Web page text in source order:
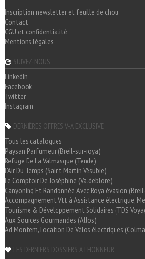
Inscription newsletter et feuille de chou
Contact
CGU et confidentialité
Mentions légales
SUIVEZ-NOUS
LinkedIn
Facebook
Twitter
Instagram
DERNIÈRES OFFRES V-A EXCLUSIVE
Tous les catalogues
Paysan Parfumeur (Breil-sur-roya)
Refuge De La Valmasque (Tende)
L'Air Du Temps (Saint Martin Vésubie)
Le Comptoir De Joséphine (Valdeblore)
Canyoning Et Randonnée Avec Roya évasion
Accompagnement Vtt à Assistance électrique,
Tourisme & Développement Solidaires (TDS
Aux Sources Gourmandes (Allos)
Ad Montem, Location De Vélos électriques
LES DERNIERS DOSSIERS A L'HONNEUR